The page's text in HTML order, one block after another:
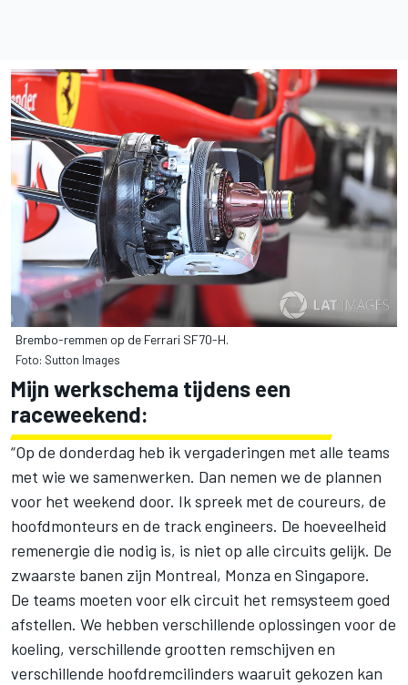
Brembo-remmen op de Ferrari SF70-H.
Foto: Sutton Images
Mijn werkschema tijdens een
raceweekend:
“Op de donderdag heb ik vergaderingen met alle teams
met wie we samenwerken. Dan nemen we de plannen
voor het weekend door. Ik spreek met de coureurs, de
hoofdmonteurs en de track engineers. De hoeveelheid
remenergie die nodig is, is niet op alle circuits gelijk. De
zwaarste banen zijn Montreal, Monza en Singapore.
De teams moeten voor elk circuit het remsysteem goed
afstellen. We hebben verschillende oplossingen voor de
koeling, verschillende grootten remschijven en
verschillende hoofdremcilinders waaruit gekozen kan